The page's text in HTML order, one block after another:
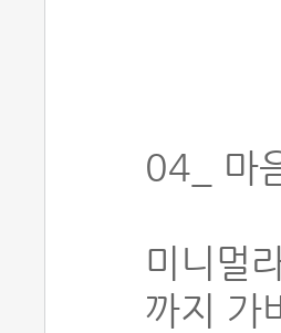
04_ 마
미니멀
까지 가